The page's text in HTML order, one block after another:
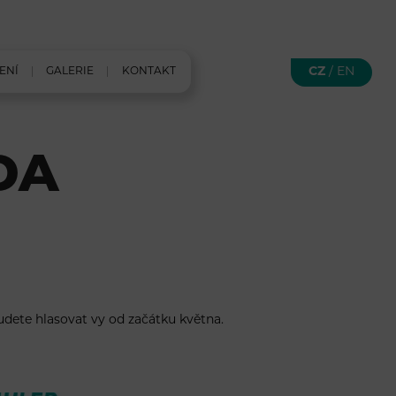
CZ / EN
GALERIE KONTAKT
hlasovat vy od začátku května.